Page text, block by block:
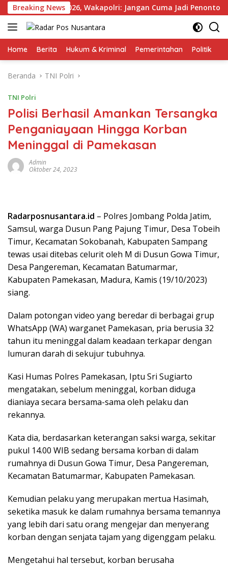
Langsung
ke
konten
Breaking News
Cup 2026, Wakapolri: Jangan Cuma Jadi Penonton,
Home Berita Hukum & Kriminal Pemerintahan Politik
Beranda TNI Polri
TNI Polri
Polisi Berhasil Amankan Tersangka
Penganiayaan Hingga Korban
Meninggal di Pamekasan
Admin
Oktober 24, 2023
Radarposnusantara.id – Polres Jombang Polda Jatim,
Samsul, warga Dusun Pang Pajung Timur, Desa Tobeih
Timur, Kecamatan Sokobanah, Kabupaten Sampang
tewas usai ditebas celurit oleh M di Dusun Gowa Timur,
Desa Pangereman, Kecamatan Batumarmar,
Kabupaten Pamekasan, Madura, Kamis (19/10/2023)
siang.
Dalam potongan video yang beredar di berbagai grup
WhatsApp (WA) warganet Pamekasan, pria berusia 32
tahun itu meninggal dalam keadaan terkapar dengan
lumuran darah di sekujur tubuhnya.
Kasi Humas Polres Pamekasan, Iptu Sri Sugiarto
mengatakan, sebelum meninggal, korban diduga
dianiaya secara bersama-sama oleh pelaku dan
rekannya.
Kata dia, berdasarkan keterangan saksi warga, sekitar
pukul 14.00 WIB sedang bersama korban di dalam
rumahnya di Dusun Gowa Timur, Desa Pangereman,
Kecamatan Batumarmar, Kabupaten Pamekasan.
Kemudian pelaku yang merupakan mertua Hasimah,
seketika masuk ke dalam rumahnya bersama temannya
yang lebih dari satu orang mengejar dan menyerang
korban dengan senjata tajam yang digenggam pelaku.
Mengetahui hal tersebut, korban berusaha